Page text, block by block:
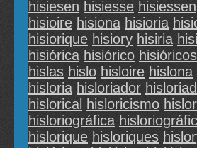
hisiesen hisiesse hisiessen
hisioire hisiona hisioria
hisiorique hisiory hisiria
hisiórica hisiórico hisióricos
hislas hislo hisloire hislona
hisloria hisloriador
hislorical hisloricismo
hisloriográfica
hislorique hisloriques